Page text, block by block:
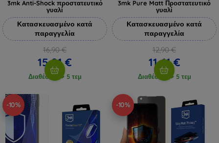
3mk Anti-Shock προστατευτικό
γυαλί
Κατασκευασμένο κατά
παραγγελία
16,90 €
15,21 €
Διαθέσιμο > 5 τεμ
3mk Pure Matt Προστατευτικό
γυαλί
Κατασκευασμένο κατά
παραγγελία
12,90 €
11,61 €
Διαθέσιμο > 5 τεμ
-10% -10%